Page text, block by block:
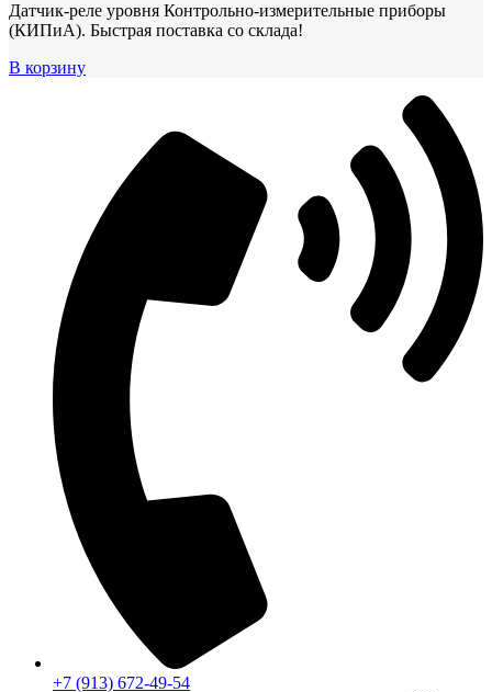
Датчик-реле уровня Контрольно-измерительные приборы
(КИПиА). Быстрая поставка со склада!
В корзину
+7 (913) 672-49-54